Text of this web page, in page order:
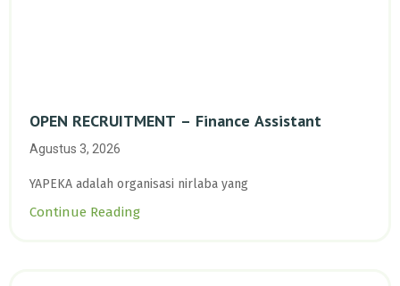
OPEN RECRUITMENT – Finance Assistant
Agustus 3, 2026
YAPEKA adalah organisasi nirlaba yang
Continue Reading